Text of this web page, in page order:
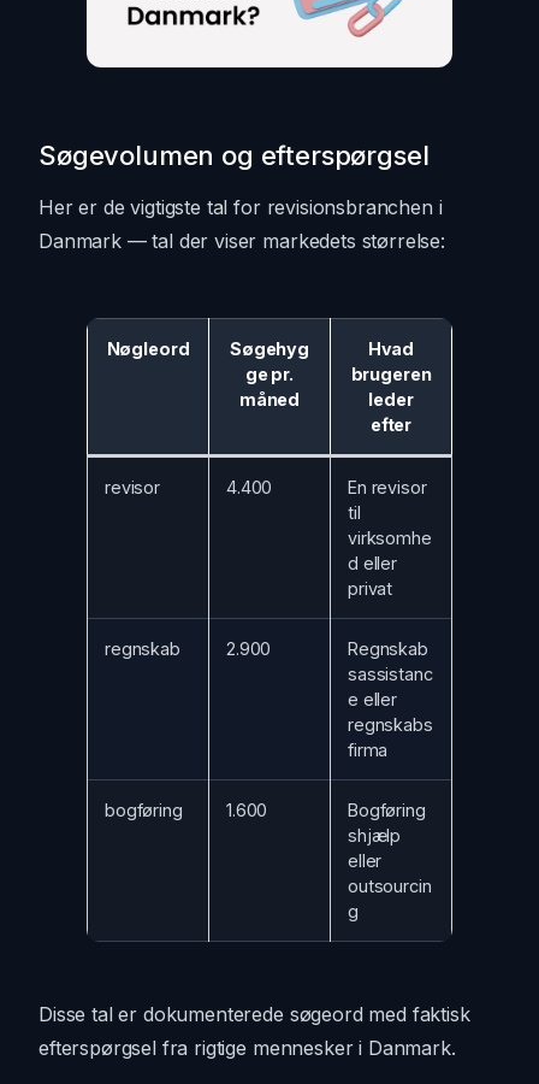
Søgevolumen og efterspørgsel
Her er de vigtigste tal for revisionsbranchen i
Danmark — tal der viser markedets størrelse:
Nøgleord
Søgehyg
ge pr.
måned
Hvad
brugeren
leder
efter
revisor 4.400
En revisor
til
virksomhe
d eller
privat
regnskab 2.900
Regnskab
sassistanc
e eller
regnskabs
firma
bogføring 1.600
Bogføring
shjælp
eller
outsourcin
g
Disse tal er dokumenterede søgeord med faktisk
efterspørgsel fra rigtige mennesker i Danmark.